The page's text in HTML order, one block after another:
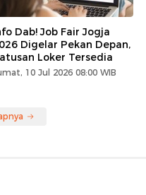
Dab! Job Fair Jogja
Digelar Pekan Depan,
Loker Tersedia
10 Jul 2026 08:00 WIB